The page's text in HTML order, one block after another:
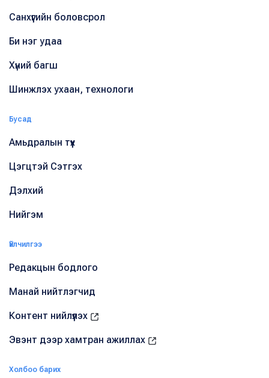
Санхүүгийн боловсрол
Би нэг удаа
Хүний багш
Шинжлэх ухаан, технологи
Бусад
Амьдралын түүх
Цэгцтэй Сэтгэх
Дэлхий
Нийгэм
Үйлчилгээ
Редакцын бодлого
Манай нийтлэгчид
Контент нийлүүлэх
Эвэнт дээр хамтран ажиллах
Холбоо барих